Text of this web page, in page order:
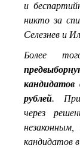
и
никто за
Селезнев и
Более
рублей. При
через
кандидатов